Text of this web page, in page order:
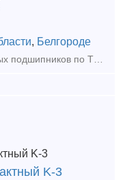
, Белгороде
K-3